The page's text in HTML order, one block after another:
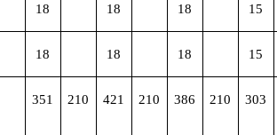
18 18 18 15
18 18 18 15
351 210 421 210 386 210 303